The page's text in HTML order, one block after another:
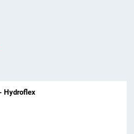
Hydroflex